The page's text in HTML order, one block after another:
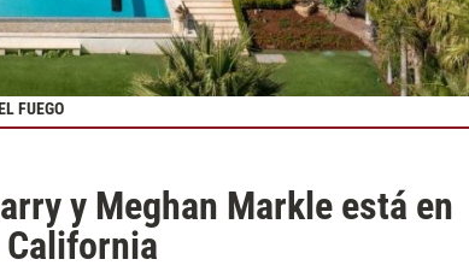
FUEGO
y Meghan Markle está en